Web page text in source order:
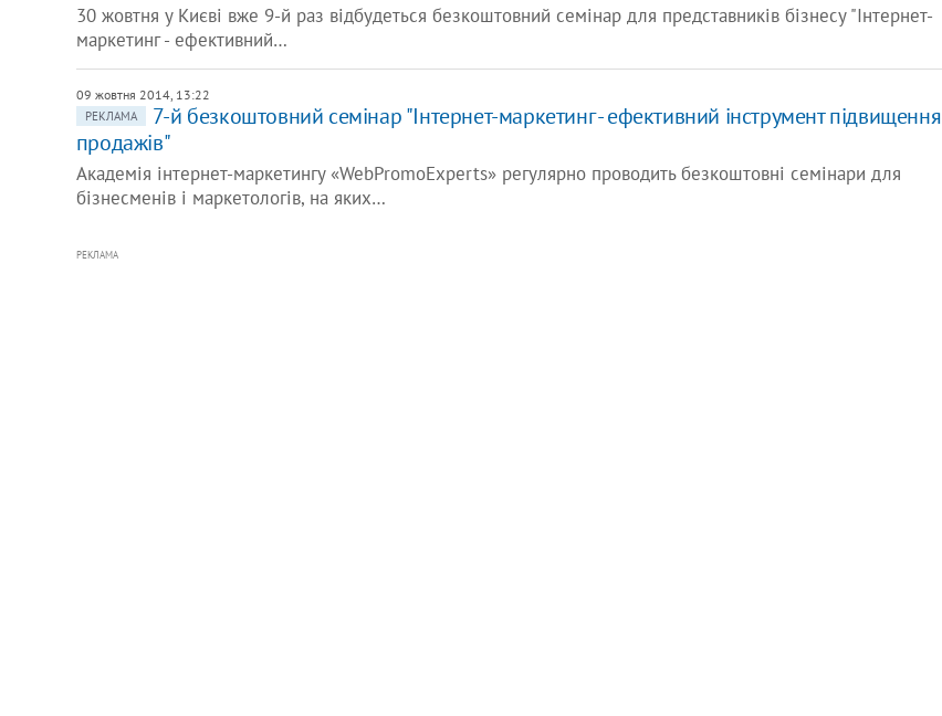
30 жовтня у Києві вже 9-й раз відбудеться безкоштовний семінар для представників бізнесу "Інтернет-
маркетинг - ефективний…
09 жовтня 2014, 13:22
РЕКЛАМА
​7-й безкоштовний семінар "Інтернет-маркетинг - ефективний інструмент підвищення
продажів"
Академія інтернет-маркетингу «WebPromoExperts» регулярно проводить безкоштовні семінари для
бізнесменів і маркетологів, на яких…
РЕКЛАМА